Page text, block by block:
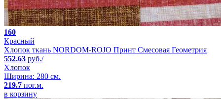
160
Красный
Хлопок ткань NORDOM-ROJO Принт Смесовая Геометрия
552.63 руб./
Хлопок
Ширина: 280 см.
219.7 пог.м.
в корзину